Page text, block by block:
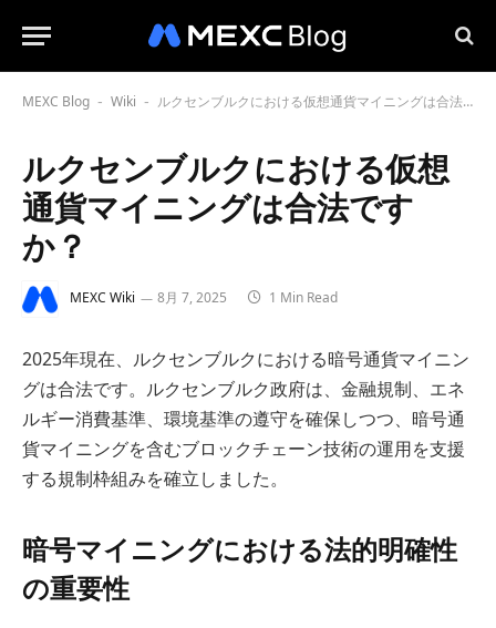
MEXC Blog - Wiki - ルクセンブルクにおける仮想通貨マイニングは合法ですか？
ルクセンブルクにおける仮想
通貨マイニングは合法です
か？
MEXC Wiki 8月 7, 2025 1 Min Read
2025年現在、ルクセンブルクにおける暗号通貨マイニン
グは合法です。ルクセンブルク政府は、金融規制、エネ
ルギー消費基準、環境基準の遵守を確保しつつ、暗号通
貨マイニングを含むブロックチェーン技術の運用を支援
する規制枠組みを確立しました。
暗号マイニングにおける法的明確性
の重要性